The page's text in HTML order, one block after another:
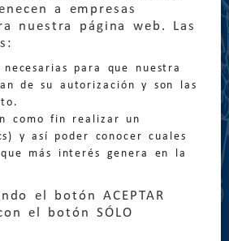
a empresas
nuestra página web. Las
para que nuestra
de su autorización y son las
como fin realizar un
y así poder conocer cuales
más interés genera en la
el botón ACEPTAR
el botón SÓLO
976 399 354